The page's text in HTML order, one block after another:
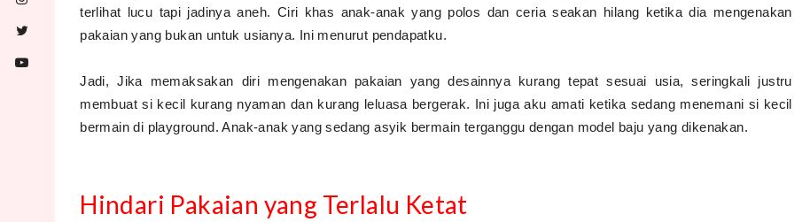
terlihat lucu tapi jadinya aneh. Ciri khas anak-anak yang polos dan ceria seakan hilang ketika dia mengenakan
pakaian yang bukan untuk usianya. Ini menurut pendapatku.
Jadi, Jika memaksakan diri mengenakan pakaian yang desainnya kurang tepat sesuai usia, seringkali justru
membuat si kecil kurang nyaman dan kurang leluasa bergerak. Ini juga aku amati ketika sedang menemani si kecil
bermain di playground. Anak-anak yang sedang asyik bermain terganggu dengan model baju yang dikenakan.
Hindari Pakaian yang Terlalu Ketat